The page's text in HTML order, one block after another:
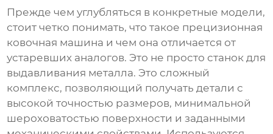
Прежде чем углубляться в конкретные модели,
стоит четко понимать, что такое прецизионная
ковочная машина и чем она отличается от
устаревших аналогов. Это не просто станок для
выдавливания металла. Это сложный
комплекс, позволяющий получать детали с
высокой точностью размеров, минимальной
шероховатостью поверхности и заданными